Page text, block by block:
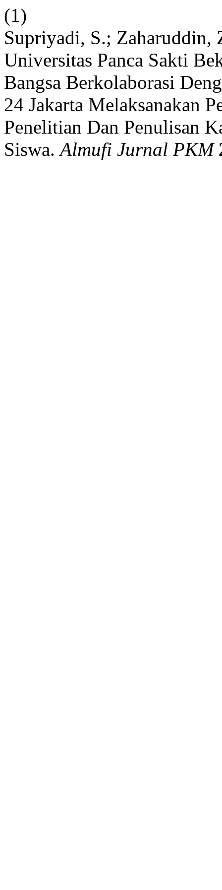
(1)
Supriyadi, S.;
Universitas Panca Sakti
Bangsa Berkolaborasi
24 Jakarta Melaksanakan
Penelitian Dan Penulisan
Siswa.Almufi Jurnal PKM